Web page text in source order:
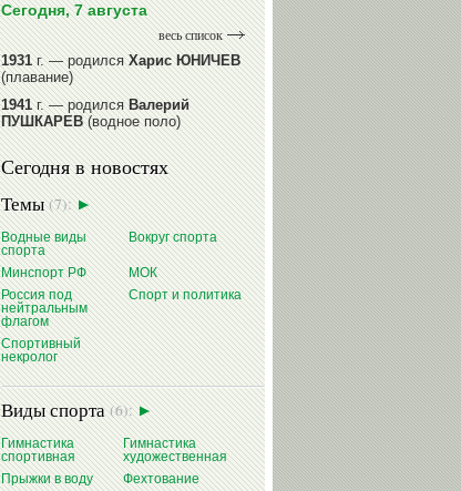
Сегодня, 7 августа
весь список
1931г. — родилсяХарис ЮНИЧЕВ
(плавание)
1941г. — родилсяВалерий
ПУШКАРЕВ(водное поло)
1947г. — родилсяВалерий
ИЛЬИНЫХ(гимнастика спортивная)
1954г. — родилсяВалерий
ГАЗЗАЕВ(футбол)
1956г. — родилсяВладимир
РЫБАКОВ(легкая атлетика)
читать далее
Сегодня в новостях
Темы(7):
Водные виды
спорта
Вокруг спорта
Минспорт РФ
МОК
Россия под
нейтральным
флагом
Спорт и политика
Спортивный
некролог
Виды спорта(6):
Гимнастика
спортивная
Гимнастика
художественная
Прыжки в воду
Фехтование